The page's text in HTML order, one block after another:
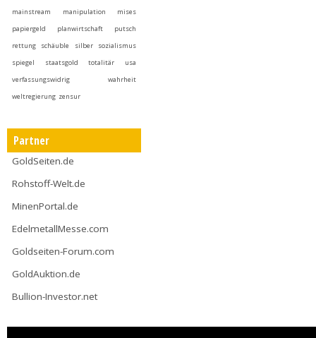
mainstream
manipulation
mises
papiergeld
planwirtschaft
putsch
rettung
schäuble silber
sozialismus
spiegel
staatsgold totalitär
usa
verfassungswidrig
wahrheit
weltregierung zensur
Partner
GoldSeiten.de
Rohstoff-Welt.de
MinenPortal.de
EdelmetallMesse.com
Goldseiten-Forum.com
GoldAuktion.de
Bullion-Investor.net